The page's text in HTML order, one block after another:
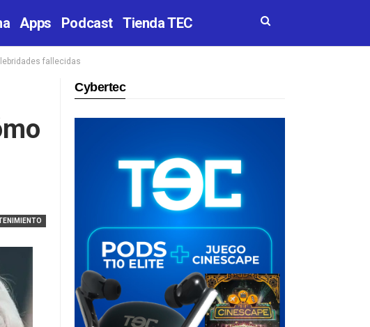
Apps Podcast Tienda TEC
fallecidas
Cybertec